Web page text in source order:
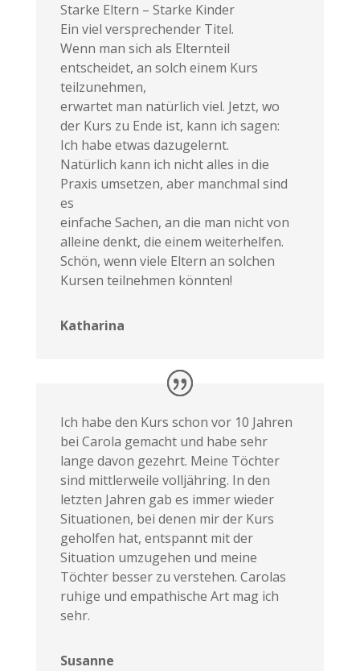
Starke Eltern – Starke Kinder
Ein viel versprechender Titel.
Wenn man sich als Elternteil
entscheidet, an solch einem Kurs
teilzunehmen,
erwartet man natürlich viel. Jetzt, wo
der Kurs zu Ende ist, kann ich sagen:
Ich habe etwas dazugelernt.
Natürlich kann ich nicht alles in die
Praxis umsetzen, aber manchmal sind
es
einfache Sachen, an die man nicht von
alleine denkt, die einem weiterhelfen.
Schön, wenn viele Eltern an solchen
Kursen teilnehmen könnten!
Katharina
Ich habe den Kurs schon vor 10 Jahren
bei Carola gemacht und habe sehr
lange davon gezehrt. Meine Töchter
sind mittlerweile volljähring. In den
letzten Jahren gab es immer wieder
Situationen, bei denen mir der Kurs
geholfen hat, entspannt mit der
Situation umzugehen und meine
Töchter besser zu verstehen. Carolas
ruhige und empathische Art mag ich
sehr.
Susanne